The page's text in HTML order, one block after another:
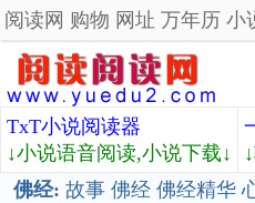
阅读网 购物 网址 万年历 小
TxT小说阅读器
↓小说语音阅读,小说下载↓
佛经: 故事 佛经 佛经精华